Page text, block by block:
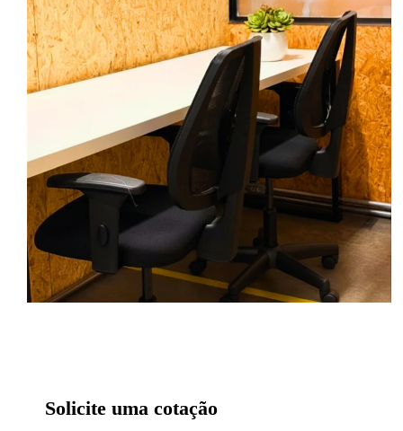
Solicite uma cotação